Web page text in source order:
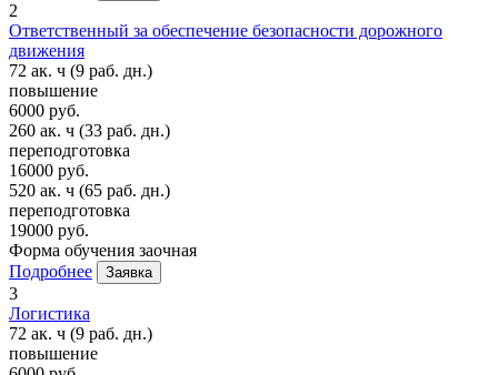
2
Ответственный за обеспечение безопасности дорожного
движения
72 ак. ч (9 раб. дн.)
повышение
6000 руб.
260 ак. ч (33 раб. дн.)
переподготовка
16000 руб.
520 ак. ч (65 раб. дн.)
переподготовка
19000 руб.
Форма обучения заочная
Подробнее
Заявка
3
Логистика
72 ак. ч (9 раб. дн.)
повышение